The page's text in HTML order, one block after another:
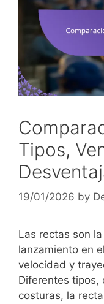
Tipos,
19/01/2026 by
Las rectas son
lanzamiento en
velocidad y
Diferentes tipos,
costuras, la